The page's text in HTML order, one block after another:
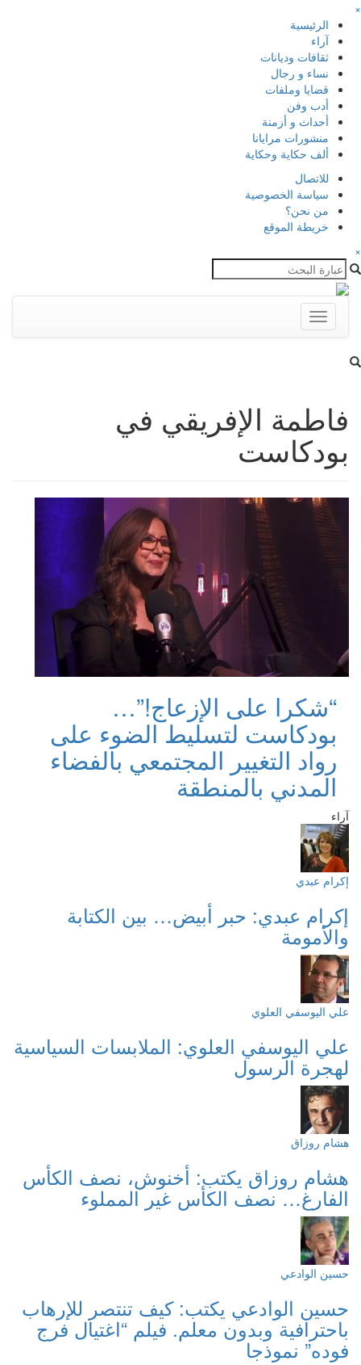
×
الرئيسية
آراء
ثقافات وديانات
نساء و رجال
قضايا وملفات
أدب وفن
أحداث و أزمنة
منشورات مرايانا
ألف حكاية وحكاية
للاتصال
سياسة الخصوصية
من نحن؟
خريطة الموقع
×
Toggle
navigation
فاطمة الإفريقي في
بودكاست
“شكرا على الإزعاج!”…
بودكاست لتسليط الضوء على
رواد التغيير المجتمعي بالفضاء
المدني بالمنطقة
آراء
إكرام عبدي
إكرام عبدي: حبر أبيض… بين الكتابة
والأمومة
علي اليوسفي العلوي
علي اليوسفي العلوي: الملابسات السياسية
لهجرة الرسول
هشام روزاق
هشام روزاق يكتب: أخنوش، نصف الكأس
الفارغ… نصف الكأس غير المملوء
حسين الوادعي
حسين الوادعي يكتب: كيف تنتصر للإرهاب
باحترافية وبدون معلم. فيلم “اغتيال فرج
فوده” نموذجا